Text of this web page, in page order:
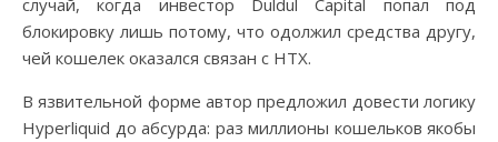
случай, когда инвестор Duldul Capital попал под
блокировку лишь потому, что одолжил средства другу,
чей кошелек оказался связан с HTX.
В язвительной форме автор предложил довести логику
Hyperliquid до абсурда: раз миллионы кошельков якобы